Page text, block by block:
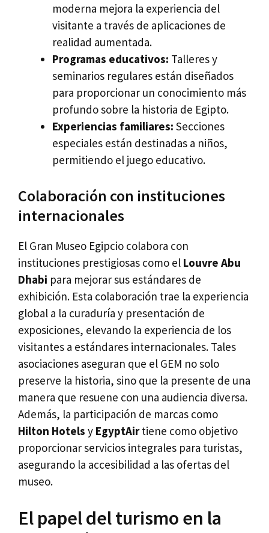
moderna mejora la experiencia del
visitante a través de aplicaciones de
realidad aumentada.
Programas educativos: Talleres y
seminarios regulares están diseñados
para proporcionar un conocimiento más
profundo sobre la historia de Egipto.
Experiencias familiares: Secciones
especiales están destinadas a niños,
permitiendo el juego educativo.
Colaboración con instituciones
internacionales
El Gran Museo Egipcio colabora con
instituciones prestigiosas como el Louvre Abu
Dhabi para mejorar sus estándares de
exhibición. Esta colaboración trae la experiencia
global a la curaduría y presentación de
exposiciones, elevando la experiencia de los
visitantes a estándares internacionales. Tales
asociaciones aseguran que el GEM no solo
preserve la historia, sino que la presente de una
manera que resuene con una audiencia diversa.
Además, la participación de marcas como
Hilton Hotels y EgyptAirtiene como objetivo
proporcionar servicios integrales para turistas,
asegurando la accesibilidad a las ofertas del
museo.
El papel del turismo en la